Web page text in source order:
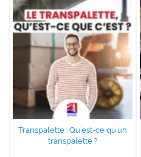
Transpalette : Qu’est-ce qu’un
transpalette ?